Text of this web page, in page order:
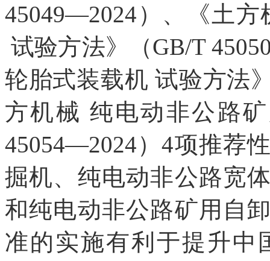
45049—2024）、《土
试验方法》（GB/T
轮胎式装载机 试验方法
方机械 纯电动非公路
45054—2024）4项推荐
掘机、纯电动非公路宽
和纯电动非公路矿用自
准的实施有利于提升中